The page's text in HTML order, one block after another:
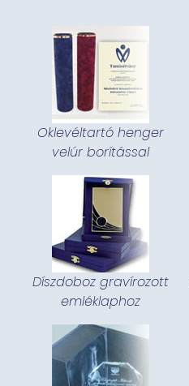
Oklevéltartó henger
velúr borítással
Díszdoboz gravírozott
emléklaphoz